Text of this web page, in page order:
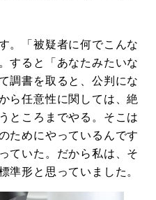
。「被疑者に何でこんな
すると「あなたみたいな
調書を取ると、公判にな
ら任意性に関しては、絶
ところまでやる。そこは
ためにやっているんです
ていた。だから私は、そ
準形と思っていました。